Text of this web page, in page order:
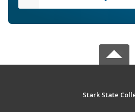
Stark State